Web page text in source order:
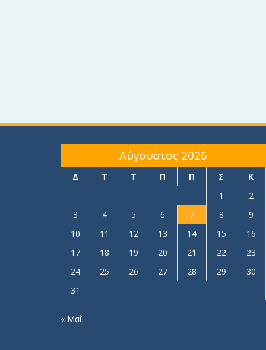
Αύγουστος 2026
Δ Τ Τ Π Π Σ
Κ
1
2
3
4 5 6 7 8
9
10
11 12 13 14 15
16
17
18 19 20 21 22
23
24
25 26 27 28 29
30
31
« Μαΐ